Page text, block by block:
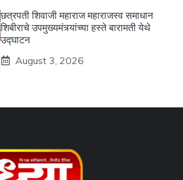
छत्रपती शिवाजी महाराज महाराजस्व समाधान
शिबीराचे उपमुख्यमंत्र्यांच्या हस्ते बारामती येथे
उद्घाटन
August 3, 2026